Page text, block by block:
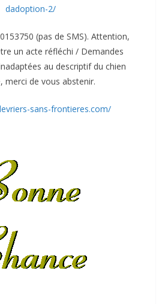
dadoption-2/
(pas de SMS). Attention,
un acte réfléchi / Demandes
au descriptif du chien
merci de vous abstenir.
sans-frontieres.com/